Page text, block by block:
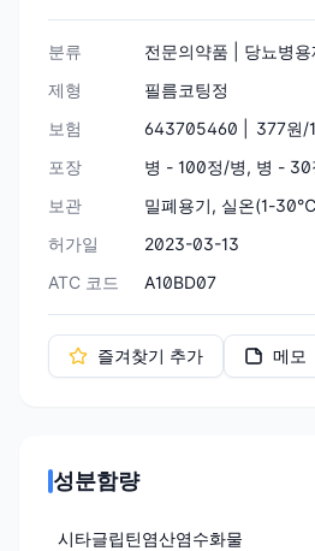
분류
전문의약품 | 당뇨병
제형
필름코팅정
보험
643705460 | 377원/
포장
병 - 100정/병, 병 - 30
보관
밀폐용기, 실온(1-
허가일
2023-03-13
ATC 코드
A10BD07
즐겨찾기 추가 메모
성분함량
시타글립틴염산염수화물